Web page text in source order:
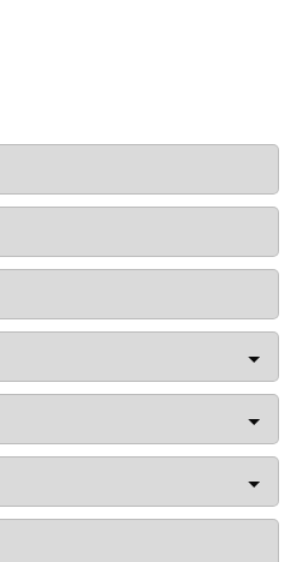
de rangement. Possibilité
la parcelle.